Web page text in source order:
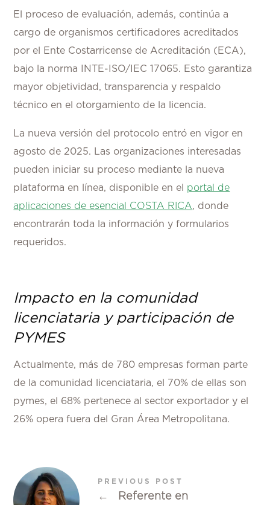
El proceso de evaluación, además, continúa a
cargo de organismos certificadores acreditados
por el Ente Costarricense de Acreditación (ECA),
bajo la norma INTE-ISO/IEC 17065. Esto garantiza
mayor objetividad, transparencia y respaldo
técnico en el otorgamiento de la licencia.
La nueva versión del protocolo entró en vigor en
agosto de 2025. Las organizaciones interesadas
pueden iniciar su proceso mediante la nueva
plataforma en línea, disponible en el portal de
aplicaciones de esencial COSTA RICA, donde
encontrarán toda la información y formularios
requeridos.
Impacto en la comunidad
licenciataria y participación de
PYMES
Actualmente, más de 780 empresas forman parte
de la comunidad licenciataria, el 70% de ellas son
pymes, el 68% pertenece al sector exportador y el
26% opera fuera del Gran Área Metropolitana.
PREVIOUS POST
←
Referente en